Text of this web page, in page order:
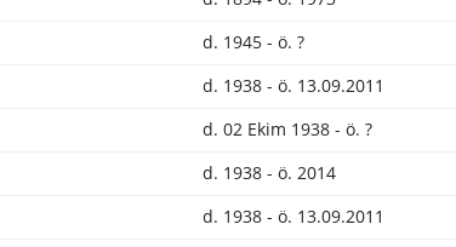
d. 1945 - ö. ?
d. 1938 - ö. 13.09.2011
d. 02 Ekim 1938 - ö. ?
d. 1938 - ö. 2014
d. 1938 - ö. 13.09.2011